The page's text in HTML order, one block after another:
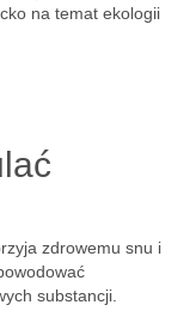
na temat ekologii
zdrowemu snu i
substancji.